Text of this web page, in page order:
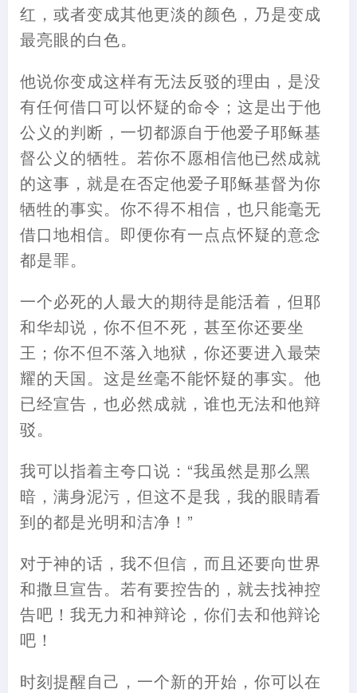
红，或者变成其他更淡的颜色，乃是变成
最亮眼的白色。
他说你变成这样有无法反驳的理由，是没
有任何借口可以怀疑的命令；这是出于他
公义的判断，一切都源自于他爱子耶稣基
督公义的牺牲。若你不愿相信他已然成就
的这事，就是在否定他爱子耶稣基督为你
牺牲的事实。你不得不相信，也只能毫无
借口地相信。即便你有一点点怀疑的意念
都是罪。
一个必死的人最大的期待是能活着，但耶
和华却说，你不但不死，甚至你还要坐
王；你不但不落入地狱，你还要进入最荣
耀的天国。这是丝毫不能怀疑的事实。他
已经宣告，也必然成就，谁也无法和他辩
驳。
我可以指着主夸口说：“我虽然是那么黑
暗，满身泥污，但这不是我，我的眼睛看
到的都是光明和洁净！”
对于神的话，我不但信，而且还要向世界
和撒旦宣告。若有要控告的，就去找神控
告吧！我无力和神辩论，你们去和他辩论
吧！
时刻提醒自己，一个新的开始，你可以在